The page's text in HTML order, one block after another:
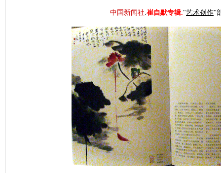
中国新闻社.崔自默专辑."艺术创作"